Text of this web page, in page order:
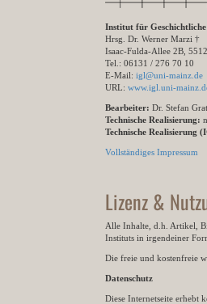
Institut für Geschichtliche
Hrsg. Dr. Werner Marzi †
Isaac-Fulda-Allee 2B,
Tel.: 06131 / 276 70 10
E-Mail: igl@uni-mainz.de
URL: www.igl.uni-
Bearbeiter: Dr. Stefan
Technische Realisierung:
Technische Realisierung
Vollständiges Impressum
Lizenz &
Alle Inhalte, d.h. Artikel,
Instituts in irgendeiner
Die freie und kostenfreie
Datenschutz
Diese Internetseite erhebt